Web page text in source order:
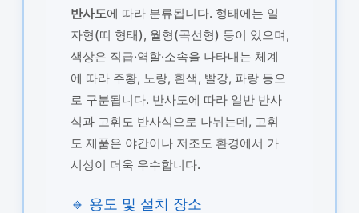
반사도에 따라 분류됩니다. 형태에는 일
자형(띠 형태), 월형(곡선형) 등이 있으며,
색상은 직급·역할·소속을 나타내는 체계
에 따라 주황, 노랑, 흰색, 빨강, 파랑 등으
로 구분됩니다. 반사도에 따라 일반 반사
식과 고휘도 반사식으로 나뉘는데, 고휘
도 제품은 야간이나 저조도 환경에서 가
시성이 더욱 우수합니다.
🔹 용도 및 설치 장소